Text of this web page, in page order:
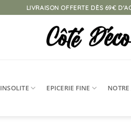
LIVRAISON OFFERTE DÈS 69€
INSOLITE EPICERIE FINE